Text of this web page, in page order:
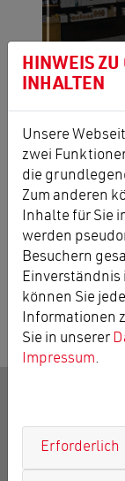
HINWEIS ZU
INHALTEN
Unsere
zwei
die
Zum anderen
Inhalte für Sie
werden
Besuchern
Einverständnis
können Sie
Informationen
Sie in unserer
Impressum.
Erforderlich